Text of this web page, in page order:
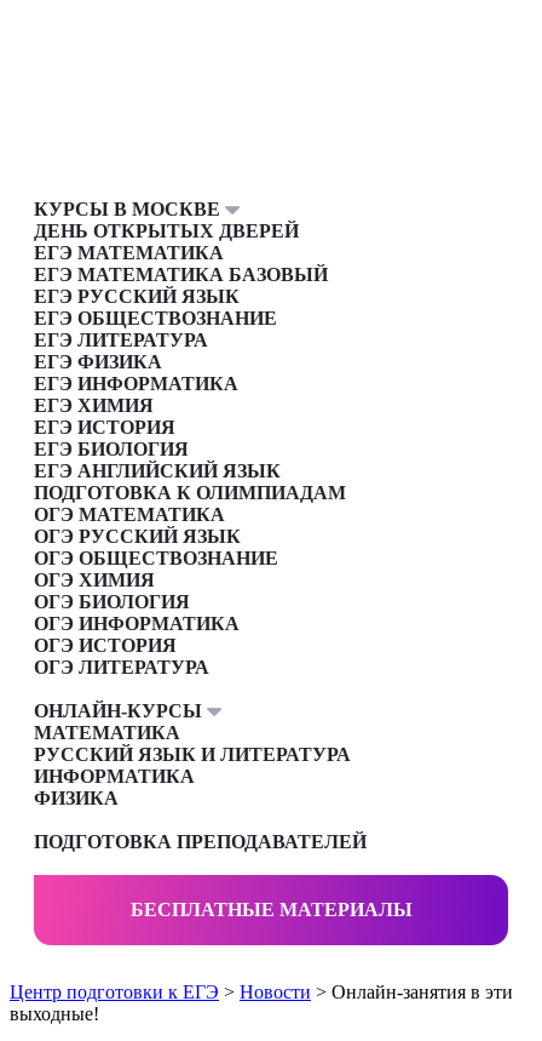
КУРСЫ В МОСКВЕ
ДЕНЬ ОТКРЫТЫХ ДВЕРЕЙ
ЕГЭ МАТЕМАТИКА
ЕГЭ МАТЕМАТИКА БАЗОВЫЙ
ЕГЭ РУССКИЙ ЯЗЫК
ЕГЭ ОБЩЕСТВОЗНАНИЕ
ЕГЭ ЛИТЕРАТУРА
ЕГЭ ФИЗИКА
ЕГЭ ИНФОРМАТИКА
ЕГЭ ХИМИЯ
ЕГЭ ИСТОРИЯ
ЕГЭ БИОЛОГИЯ
ЕГЭ АНГЛИЙСКИЙ ЯЗЫК
ПОДГОТОВКА К ОЛИМПИАДАМ
ОГЭ МАТЕМАТИКА
ОГЭ РУССКИЙ ЯЗЫК
ОГЭ ОБЩЕСТВОЗНАНИЕ
ОГЭ ХИМИЯ
ОГЭ БИОЛОГИЯ
ОГЭ ИНФОРМАТИКА
ОГЭ ИСТОРИЯ
ОГЭ ЛИТЕРАТУРА
ОНЛАЙН-КУРСЫ
МАТЕМАТИКА
РУССКИЙ ЯЗЫК И ЛИТЕРАТУРА
ИНФОРМАТИКА
ФИЗИКА
ПОДГОТОВКА ПРЕПОДАВАТЕЛЕЙ
БЕСПЛАТНЫЕ МАТЕРИАЛЫ
Центр подготовки к ЕГЭ > Новости > Онлайн-занятия в эти
выходные!